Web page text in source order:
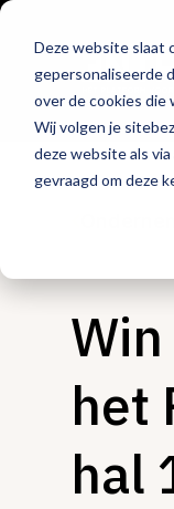
Deze website slaat
gepersonaliseerde
over de cookies die
Wij volgen je
deze website als
gevraagd om deze
het
hal